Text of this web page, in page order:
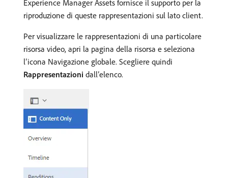
Experience Manager Assets fornisce il supporto per la
riproduzione di queste rappresentazioni sul lato client.
Per visualizzare le rappresentazioni di una particolare
risorsa video, apri la pagina della risorsa e seleziona
l’icona Navigazione globale. Scegliere quindi
Rappresentazioni dall’elenco.